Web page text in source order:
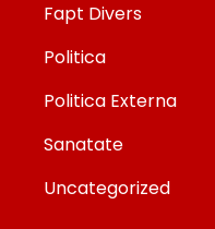
Fapt Divers
Politica
Politica Externa
Sanatate
Uncategorized